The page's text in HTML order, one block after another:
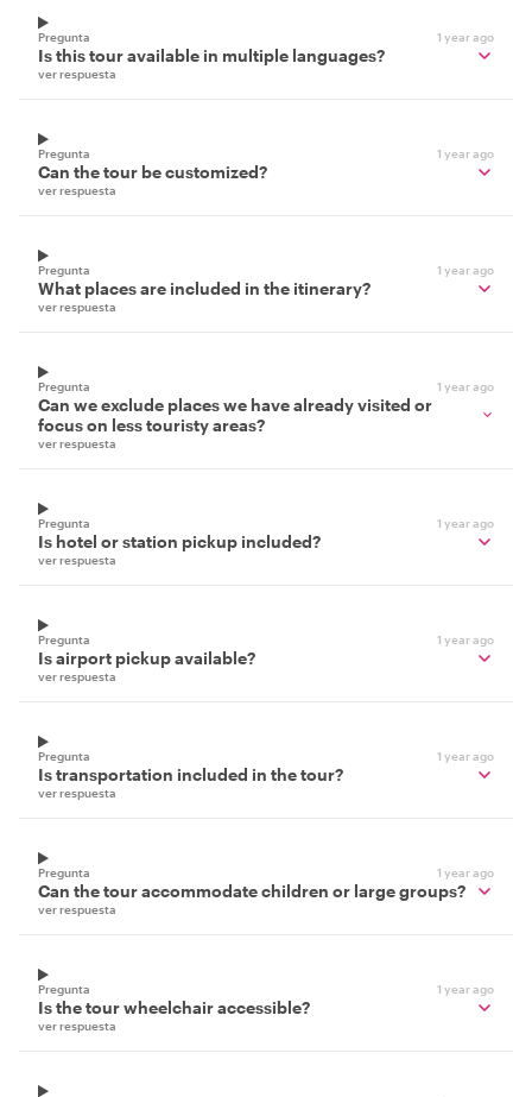
Pregunta 1 year ago
Is this tour available in multiple languages?
ver respuesta
Pregunta 1 year ago
Can the tour be customized?
ver respuesta
Pregunta 1 year ago
What places are included in the itinerary?
ver respuesta
Pregunta 1 year ago
Can we exclude places we have already visited or
focus on less touristy areas?
ver respuesta
Pregunta 1 year ago
Is hotel or station pickup included?
ver respuesta
Pregunta 1 year ago
Is airport pickup available?
ver respuesta
Pregunta 1 year ago
Is transportation included in the tour?
ver respuesta
Pregunta 1 year ago
Can the tour accommodate children or large groups?
ver respuesta
Pregunta 1 year ago
Is the tour wheelchair accessible?
ver respuesta